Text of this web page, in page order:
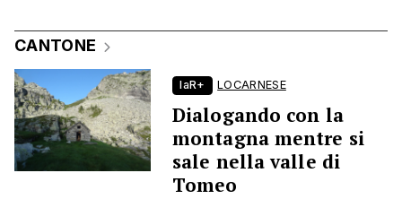
CANTONE
laR+ LOCARNESE
Dialogando con la
montagna mentre si
sale nella valle di
Tomeo